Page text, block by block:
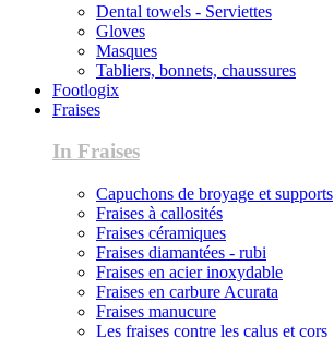
Dental towels - Serviettes
Gloves
Masques
Tabliers, bonnets, chaussures
Footlogix
Fraises
In Fraises
Capuchons de broyage et supports
Fraises à callosités
Fraises céramiques
Fraises diamantées - rubi
Fraises en acier inoxydable
Fraises en carbure Acurata
Fraises manucure
Les fraises contre les calus et cors